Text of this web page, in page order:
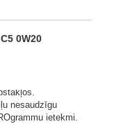
īpaši
maksimālu
nesaudzīgu
ietekmi.